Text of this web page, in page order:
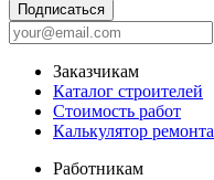
Подписаться
Заказчикам
Каталог строителей
Стоимость работ
Калькулятор ремонта
Работникам